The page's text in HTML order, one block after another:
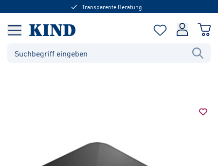
Transparente Beratung